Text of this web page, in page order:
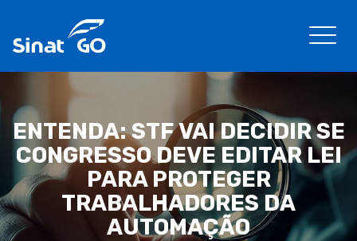
ENTENDA: STF VAI DECIDIR SE
CONGRESSO DEVE EDITAR LEI
PARA PROTEGER
TRABALHADORES DA
AUTOMAÇÃO